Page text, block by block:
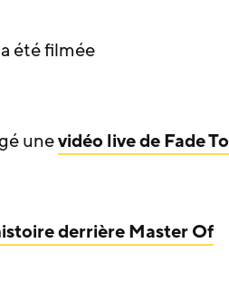
été filmée
unevidéo live de Fade To
derrière Master Of